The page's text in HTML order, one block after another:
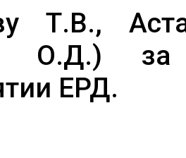
Т.В.,
О.Д.) за
ЕРД.